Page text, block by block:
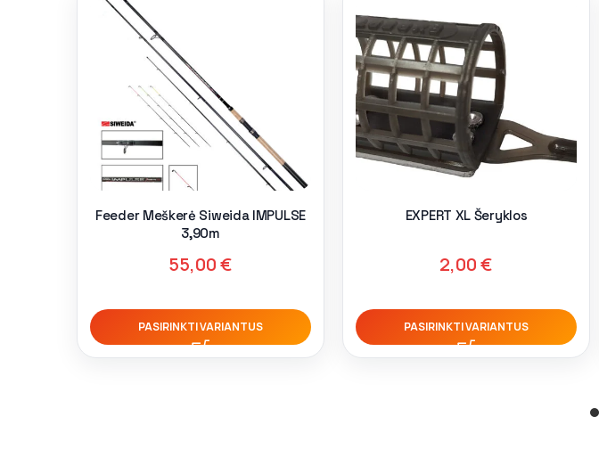
Feeder Meškerė Siweida IMPULSE
3,90m
55,00€
PASIRINKTI VARIANTUS
EXPERT XL Šeryklos
2,00€
PASIRINKTI VARIANTUS